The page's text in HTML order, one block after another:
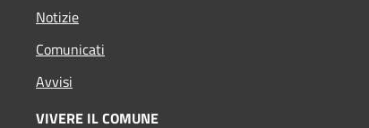
Notizie
Comunicati
Avvisi
VIVERE IL COMUNE